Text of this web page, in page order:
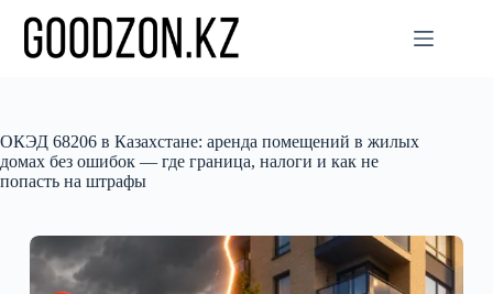
сути
ОКЭД 68206 в Казахстане: аренда помещений в жилых
домах без ошибок — где граница, налоги и как не
попасть на штрафы